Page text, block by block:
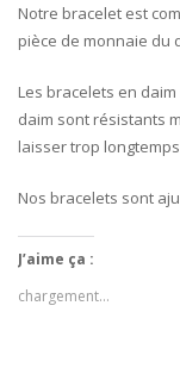
Notre bracelet est
pièce de monnaie du
Les bracelets en
daim sont résistants
laisser trop
Nos bracelets sont
J’aime ça :
chargement…